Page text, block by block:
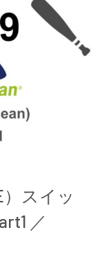
）スイッ
／